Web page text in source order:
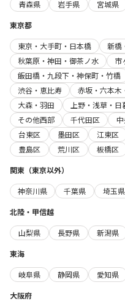
青森県
岩手県 宮城県
東京都
東京・大手町・日本橋
新橋
秋葉原・神田・御茶ノ水
市
飯田橋・九段下・神保町・竹橋
渋谷・恵比寿
赤坂・六本木
大森・羽田
上野・浅草・日
その他西部
千代田区
台東区
墨田区 江東区
豊島区
荒川区
板橋区
関東（東京以外）
神奈川県
千葉県 埼玉県
北陸・甲信越
山梨県
長野県 新潟県
東海
岐阜県
静岡県
愛知県
大阪府